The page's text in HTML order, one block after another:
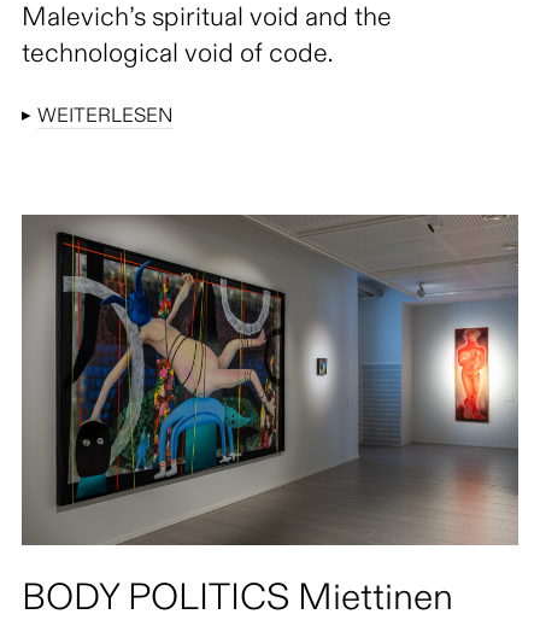
Malevich’s spiritual void and the
technological void of code.
▸ WEITERLESEN
BODY POLITICS Miettinen